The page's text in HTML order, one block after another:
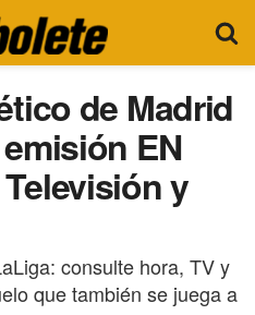
de Madrid
EN
y
consulte hora, TV y
que también se juega a